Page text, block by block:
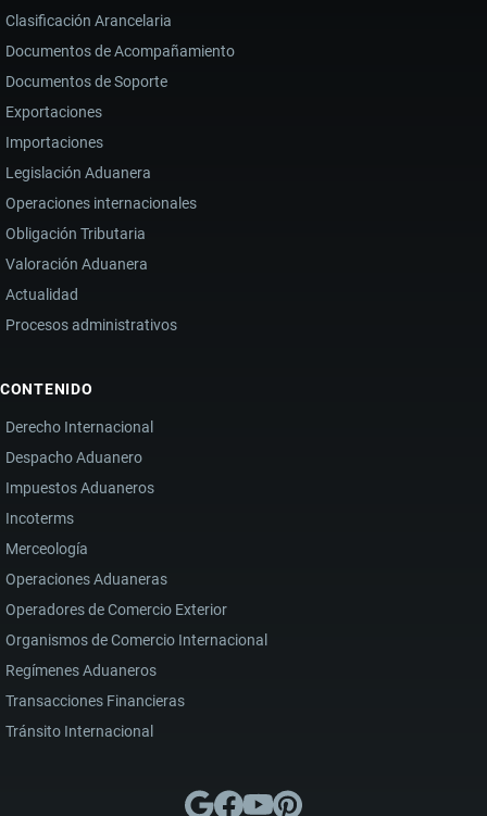
Clasificación Arancelaria
Documentos de Acompañamiento
Documentos de Soporte
Exportaciones
Importaciones
Legislación Aduanera
Operaciones internacionales
Obligación Tributaria
Valoración Aduanera
Actualidad
Procesos administrativos
CONTENIDO
Derecho Internacional
Despacho Aduanero
Impuestos Aduaneros
Incoterms
Merceología
Operaciones Aduaneras
Operadores de Comercio Exterior
Organismos de Comercio Internacional
Regímenes Aduaneros
Transacciones Financieras
Tránsito Internacional